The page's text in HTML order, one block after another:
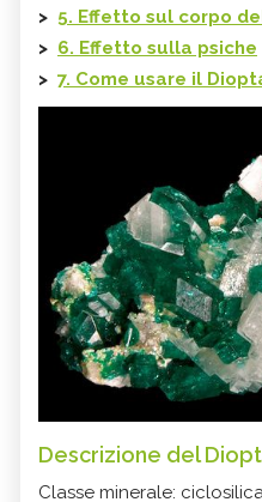
> 5. Effetto sul corpo
> 6. Effetto sulla psiche
> 7. Come usare il
Descrizione del
Classe minerale: